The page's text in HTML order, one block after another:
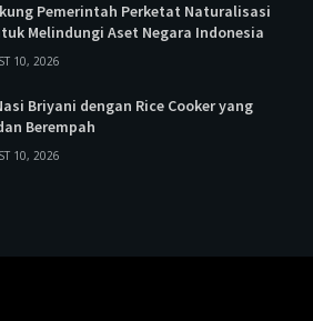
Pemerintah Perketat Naturalisasi
Melindungi Aset Negara Indonesia
10, 2026
Briyani dengan Rice Cooker yang
Berempah
10, 2026